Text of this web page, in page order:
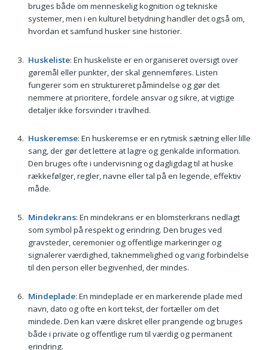
bruges både om menneskelig kognition og tekniske
systemer, men i en kulturel betydning handler det også om,
hvordan et samfund husker sine historier.
Huskeliste: En huskeliste er en organiseret oversigt over
gøremål eller punkter, der skal gennemføres. Listen
fungerer som en struktureret påmindelse og gør det
nemmere at prioritere, fordele ansvar og sikre, at vigtige
detaljer ikke forsvinder i travlhed.
Huskeremse: En huskeremse er en rytmisk sætning eller lille
sang, der gør det lettere at lagre og genkalde information.
Den bruges ofte i undervisning og dagligdag til at huske
rækkefølger, regler, navne eller tal på en legende, effektiv
måde.
Mindekrans: En mindekrans er en blomsterkrans nedlagt
som symbol på respekt og erindring. Den bruges ved
gravsteder, ceremonier og offentlige markeringer og
signalerer værdighed, taknemmelighed og varig forbindelse
til den person eller begivenhed, der mindes.
Mindeplade: En mindeplade er en markerende plade med
navn, dato og ofte en kort tekst, der fortæller om det
mindede. Den kan være diskret eller prangende og bruges
både i private og offentlige rum til værdig og permanent
erindring.